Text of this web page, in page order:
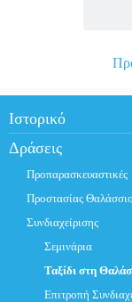
Ιστορικό
Δράσεις
Προπαρασκευαστικές
Προστασίας
Συνδιαχείρισης
Σεμινάρια
Ταξίδι στη
Επιτροπή